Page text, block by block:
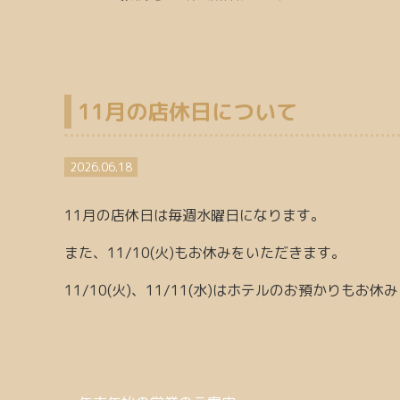
11月の店休日について
2026.06.18
11月の店休日は毎週水曜日になります。
また、11/10(火)もお休みをいただきます。
11/10(火)、11/11(水)はホテルのお預かりもお休み